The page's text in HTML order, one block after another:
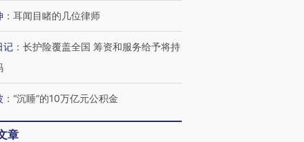
： 耳闻目睹的几位律师
记 ： 长护险覆盖全国 筹资和服务给予将持
： “沉睡”的10万亿元公积金
章